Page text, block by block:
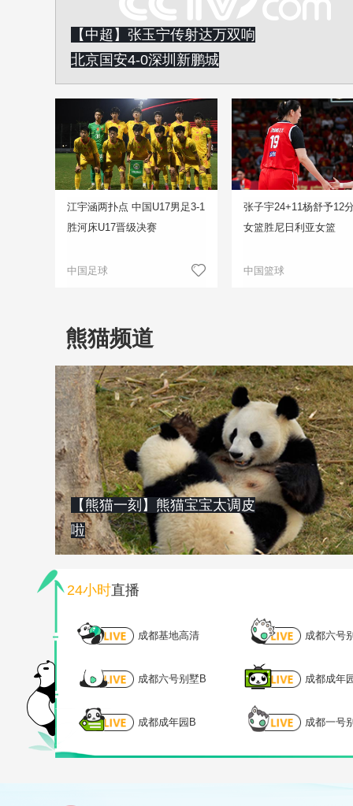
【中超】张玉宁传射达万双响
北京国安4-0深圳新鹏城
江宇涵两扑点 中国U17男足3-1
胜河床U17晋级决赛
中国足球
张子宇24+11杨舒予12
女篮胜尼日利亚女篮
中国篮球
熊猫频道
【熊猫一刻】熊猫宝宝太调皮
啦
24小时直播
成都基地高清 成都六号
成都六号别墅B 成都成年
成都成年园B 成都一号